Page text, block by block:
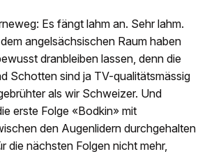
Es fängt lahm an. Sehr lahm.
angelsächsischen Raum haben
dranbleiben lassen, denn die
Schotten sind ja TV-qualitätsmässig
als wir Schweizer. Und
erste Folge «Bodkin» mit
den Augenlidern durchgehalten
die nächsten Folgen nicht mehr,